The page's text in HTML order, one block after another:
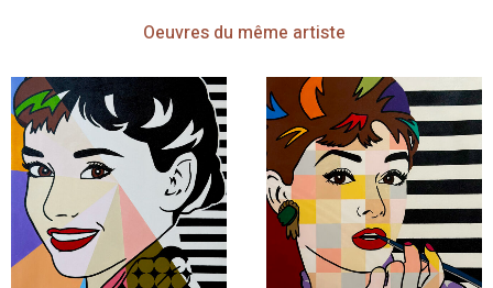
Oeuvresdu même artiste